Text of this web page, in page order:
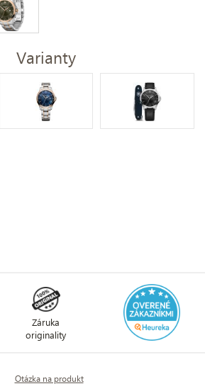
Varianty
Záruka
originality
Otázka na produkt